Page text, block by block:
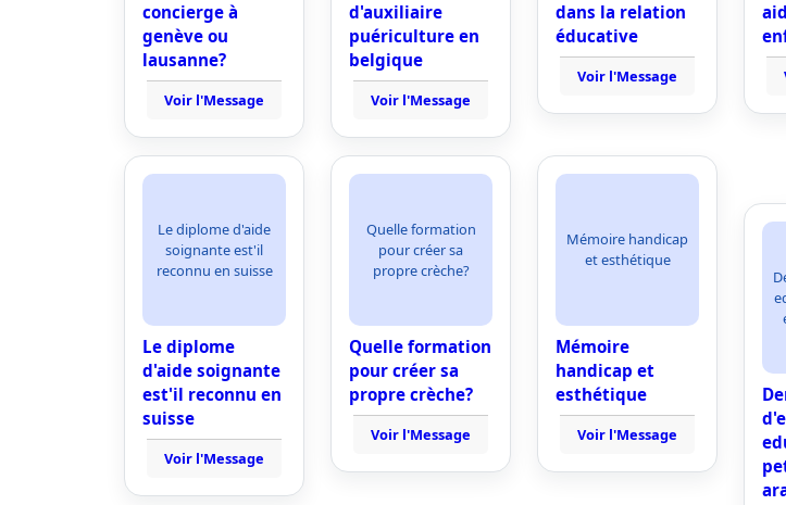
concierge à
genève ou
lausanne?
Voir l'Message
d'auxiliaire
puériculture en
belgique
Voir l'Message
dans la relation
éducative
Voir l'Message
Le diplome d'aide
soignante est'il
reconnu en suisse
Le diplome
d'aide soignante
est'il reconnu en
suisse
Voir l'Message
Quelle formation
pour créer sa
propre crèche?
Quelle formation
pour créer sa
propre crèche?
Voir l'Message
Mémoire handicap
et esthétique
Mémoire
handicap et
esthétique
Voir l'Message